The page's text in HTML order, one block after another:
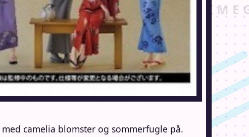
camelia blomster og sommerfugle på.